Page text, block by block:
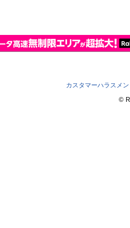
カスタマーハラスメ
©